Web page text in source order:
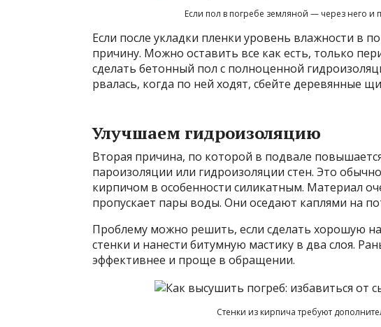
Если пол в погребе земляной — через него и
Если после укладки пленки уровень влажности в
причину. Можно оставить все как есть, только
сделать бетонный пол с полноценной
рвалась, когда по ней ходят, сбейте деревянные
Улучшаем гидроизоляцию
Вторая причина, по которой в подвале
пароизоляции или гидроизоляции стен. Это
кирпичом в особенности силикатным. Материал
пропускает пары воды. Они оседают каплями на
Проблему можно решить, если сделать хорошую
стенки и нанести битумную мастику в два слоя.
эффективнее и проще в обращении.
Стенки из кирпича требуют